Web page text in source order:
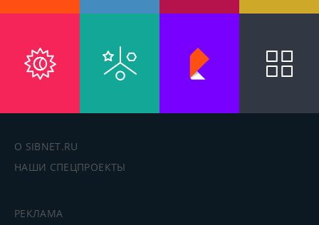
О SIBNET.RU
НАШИ СПЕЦПРОЕКТЫ
РЕКЛАМА